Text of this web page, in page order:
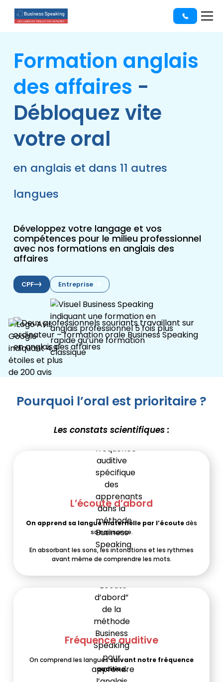
Formation anglais
des affaires -
Débloquez vite
votre oral
en anglais et dans 11 autres
langues
Développez votre langage et vos
compétences pour le milieu professionnel
avec nos formations en anglais des
affaires
CPF Entreprise
Pourquoi l’oral est prioritaire ?
Les constats scientifiques :
L’écoute d’abord
On apprend sa langue maternelle par l’écoutedès
sa naissance.
En absorbant les sons, les intonations et les rythmes
avant même de comprendre les mots.
Fréquence auditive
On comprend les languessuivant notre fréquence
auditive.